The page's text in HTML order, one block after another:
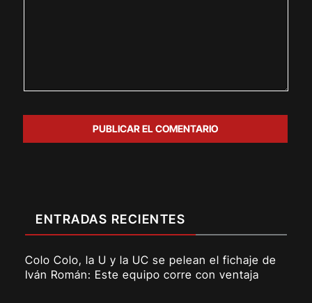
ENTRADAS RECIENTES
Colo Colo, la U y la UC se pelean el fichaje de
Iván Román: Este equipo corre con ventaja